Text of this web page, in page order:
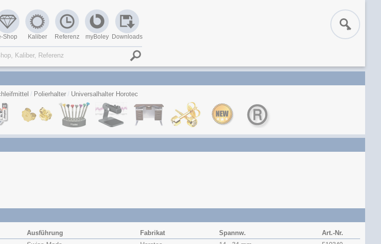
Shop Kaliber Referenz myBoley Downloads
Polierhalter Universalhalter Horotec
Ausführung Fabrikat Spannw.
Art.-Nr.